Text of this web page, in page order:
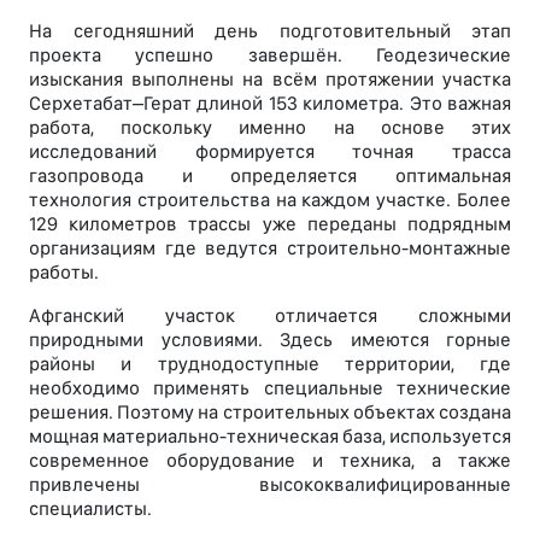
На сегодняшний день подготовительный этап
проекта успешно завершён. Геодезические
изыскания выполнены на всём протяжении участка
Серхетабат–Герат длиной 153 километра. Это важная
работа, поскольку именно на основе этих
исследований формируется точная трасса
газопровода и определяется оптимальная
технология строительства на каждом участке. Более
129 километров трассы уже переданы подрядным
организациям где ведутся строительно-монтажные
работы.
Афганский участок отличается сложными
природными условиями. Здесь имеются горные
районы и труднодоступные территории, где
необходимо применять специальные технические
решения. Поэтому на строительных объектах создана
мощная материально-техническая база, используется
современное оборудование и техника, а также
привлечены высококвалифицированные
специалисты.